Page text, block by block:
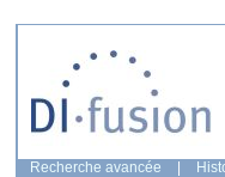
Recherche avancée